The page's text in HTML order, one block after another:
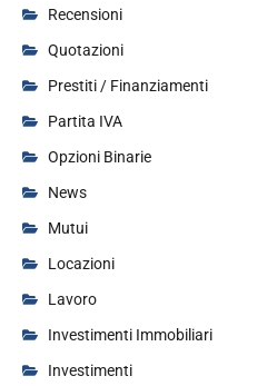
Recensioni
Quotazioni
Prestiti / Finanziamenti
Partita IVA
Opzioni Binarie
News
Mutui
Locazioni
Lavoro
Investimenti Immobiliari
Investimenti